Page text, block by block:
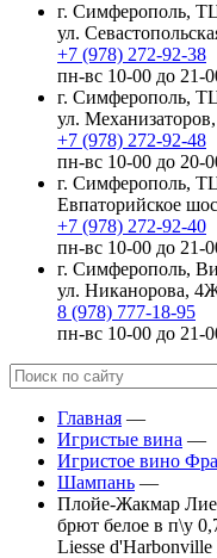
г. Симферополь,
ул.
+7 (978) 272-92-38
пн-вс 10-00 до 21-
г. Симферополь,
ул. Механизаторов,
+7 (978) 272-92-48
пн-вс 10-00 до 20-
г. Симферополь,
Евпаторийское
+7 (978) 272-92-40
пн-вс 10-00 до 21-
г. Симферополь,
ул. Никанорова,
8 (978) 777-18-95
пн-вс 10-00 до 21-
Главная —
Игристые вина —
Игристое вино
Шампань —
Плойе-Жакмар
брют белое в п\у
Liesse